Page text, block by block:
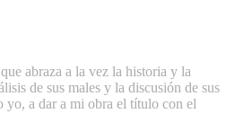
abraza a la vez la historia y la
de sus males y la discusión de sus
yo, a dar a mi obra el título con el